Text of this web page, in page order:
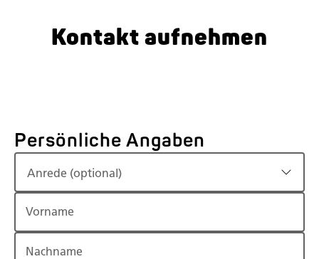
Kontakt aufnehmen
Persönliche Angaben
Anrede (optional)
Vorname
Nachname